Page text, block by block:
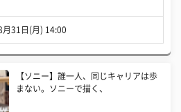
月31日(月) 14:00
【ソニー】誰一人、同じキャリアは歩
まない。ソニーで描く、